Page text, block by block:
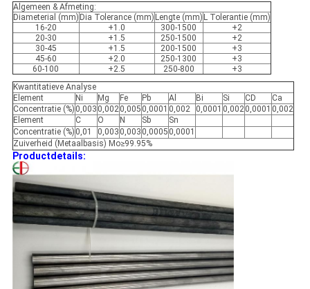
Algemeen & Afmeting:
Diameterial (mm) Dia Tolerance (mm) Lengte (mm) L Tolerantie (mm)
16-20
+1.0 300-1500
+2
20-30
+1.5 250-1500
+2
30-45
+1.5 200-1500
+3
45-60
+2.0 250-1300
+3
60-100
+2.5 250-800
+3
Kwantitatieve Analyse
Element
Ni Mg Fe Pb Al Bi Si CD
Ca
Concentratie (%) 0,003 0,0020,005 0,0001 0,002 0,0001 0,0020,0001 0,002
Element
C O N Sb
Sn
Concentratie (%) 0,01 0,003 0,003 0,0005 0,0001
Zuiverheid (Metaalbasis) Mo≥99.95%
Productdetails: